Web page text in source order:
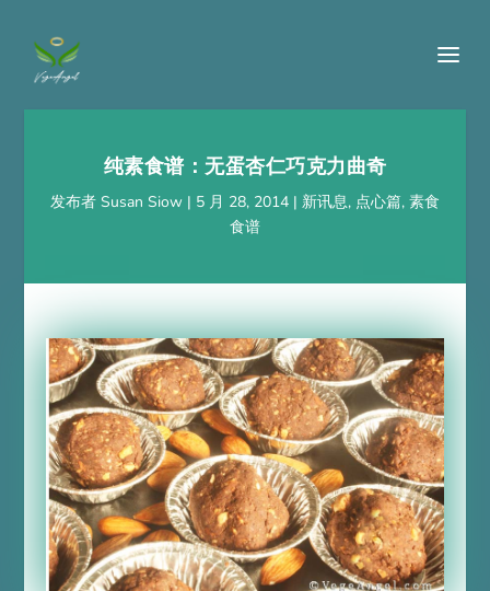
纯素食谱：无蛋杏仁巧克力曲奇
发布者 Susan Siow | 5 月 28, 2014 | 新讯息, 点心篇, 素食
食谱